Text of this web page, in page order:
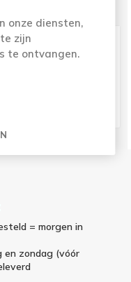
= morgen in
en zondag (vóór
onze diensten,
zijn
te ontvangen.